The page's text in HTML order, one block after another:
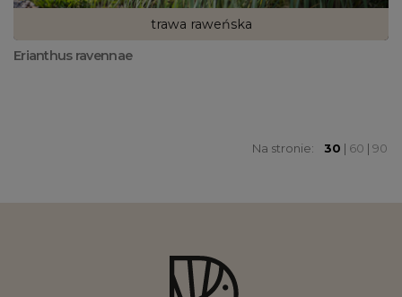
trawa raweńska
Erianthus ravennae
Na stronie: 30 | 60 | 90